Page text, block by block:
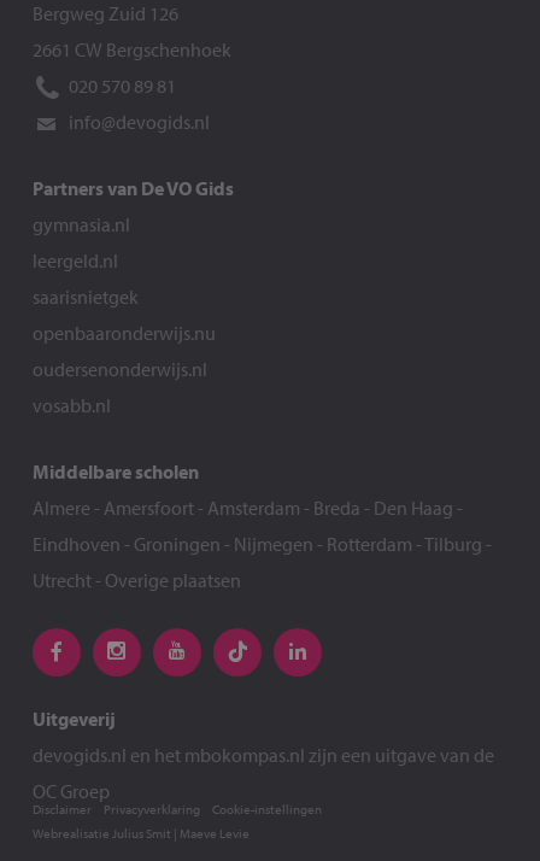
Bergweg Zuid 126
2661 CW Bergschenhoek
020 570 89 81
info@devogids.nl
Partners van De VO Gids
gymnasia.nl
leergeld.nl
saarisnietgek
openbaaronderwijs.nu
oudersenonderwijs.nl
vosabb.nl
Middelbare scholen
Almere - Amersfoort- Amsterdam - Breda - Den Haag -
Eindhoven - Groningen - Nijmegen - Rotterdam -Tilburg -
Utrecht- Overige plaatsen
Uitgeverij
devogids.nl en het mbokompas.nl zijn een uitgave van de
OC Groep
Webrealisatie Julius Smit | Maeve Levie
Disclaimer Privacyverklaring Cookie-instellingen